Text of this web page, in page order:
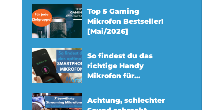
Top 5 Gaming
Mikrofon Bestseller!
[Mai/2026]
So findest du das
richtige Handy
Mikrofon für...
Achtung, schlechter